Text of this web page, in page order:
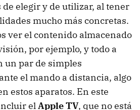
de elegir y de utilizar, al tener
mucho más concretas.
ver el contenido almacenado
por ejemplo, y todo a
un par de simples
el mando a distancia, algo
estos aparatos. En este
elApple TV, que no está